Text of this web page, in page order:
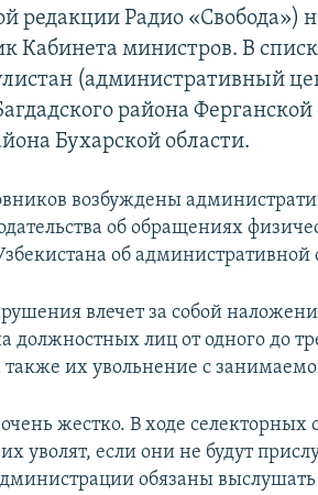
редакции Радио «Свобода»)
Кабинета министров. В
(административный
района Ферганской
Бухарской области.
возбуждены
об обращениях
об административной
влечет за собой
должностных лиц от одного до
также их увольнение с
очень жестко. В ходе
уволят, если они не будут
обязаны